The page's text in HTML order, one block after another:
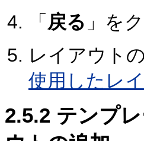
「 戻る 」を
レイアウト
使用したレ
2.5.2 テンプ